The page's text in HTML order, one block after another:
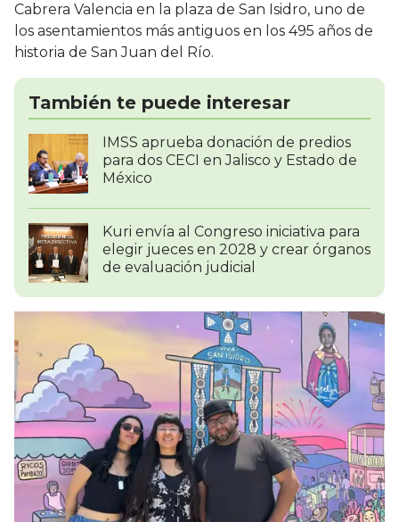
Cabrera Valencia en la plaza de San Isidro, uno de
los asentamientos más antiguos en los 495 años de
historia de San Juan del Río.
También te puede interesar
IMSS aprueba donación de predios
para dos CECI en Jalisco y Estado de
México
Kuri envía al Congreso iniciativa para
elegir jueces en 2028 y crear órganos
de evaluación judicial